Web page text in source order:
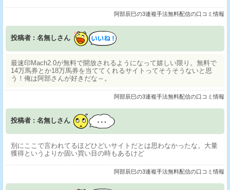
阿部辰巳の3連複手法無料配信の口コミ情報
投稿者 : 名無しさん
最速印Mach2.0が無料で開放されるようになって嬉しい限り。無料で
14万馬券とか18万馬券を当ててくれるサイトってそうそうないと思
う！俺は阿部さんが好きだな～。
阿部辰巳の3連複手法無料配信の口コミ情報
投稿者 : 名無しさん
別にここで言われてるほどひどいサイトだとは思わなかったな。大量
獲得というよりか固い買い目の時もあるけど
阿部辰巳の3連複手法無料配信の口コミ情報